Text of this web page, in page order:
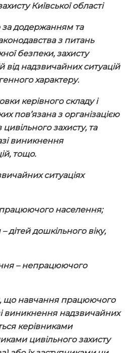
Київської області
за додержанням та
з питань
безпеки, захисту
від надзвичайних ситуацій
характеру.
керівного складу і
пов’язана з організацією
цивільного захисту, та
виникнення
тощо.
ситуаціях
населення;
дітей дошкільного віку,
– непрацюючого
що навчання працюючого
виникнення надзвичайних
керівниками
цивільного захисту